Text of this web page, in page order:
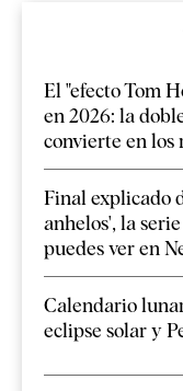
El "efecto Tom
en 2026: la
convierte en los
Final explicado
anhelos', la
puedes ver en
Calendario
eclipse solar y